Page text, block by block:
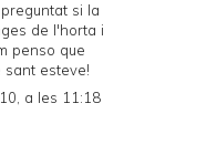
si la
de l'horta i
penso que
sant esteve!
a les 11:18